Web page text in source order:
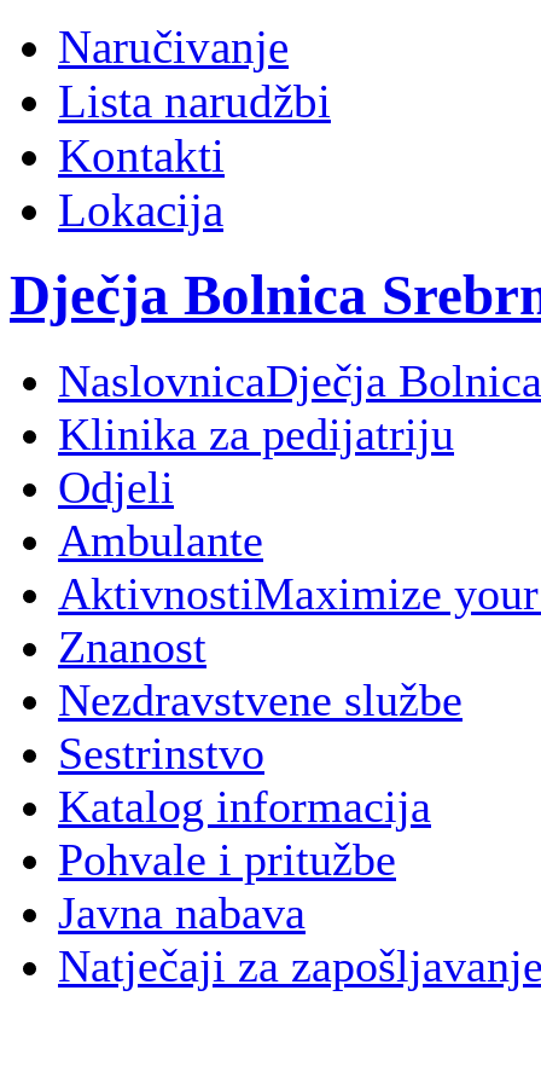
Naručivanje
Lista narudžbi
Kontakti
Lokacija
Dječja Bolnica
NaslovnicaDječja
Klinika za pedijatriju
Odjeli
Ambulante
AktivnostiMaximize
Znanost
Nezdravstvene službe
Sestrinstvo
Katalog informacija
Pohvale i pritužbe
Javna nabava
Natječaji za